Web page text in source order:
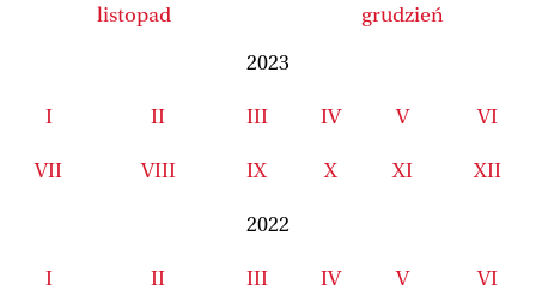
listopad
grudzień
2023
I II III IV V VI
VII VIII IX X XI XII
2022
I II III IV V VI